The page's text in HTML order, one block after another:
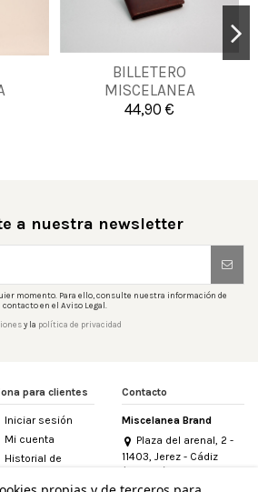
BILLETERO
MISCELANEA
44,90 €
UNICA
Añadir al carrito
a nuestra newsletter
momento. Para ello, consulte nuestra información de
contacto en el Aviso Legal.
y la política de privacidad
para clientes
Iniciar sesión
Mi cuenta
Historial de
Contacto
Miscelanea Brand
Plaza del arenal, 2 -
11403, Jerez - Cádiz
(España)
956 155 340